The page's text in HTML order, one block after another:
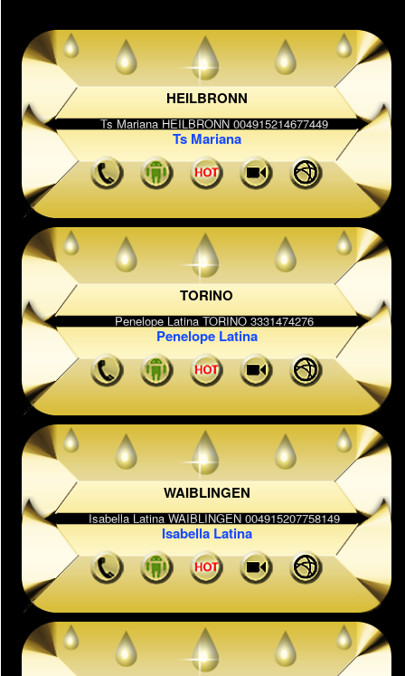
HEILBRONN
Ts Mariana
TORINO
Penelope Latina
WAIBLINGEN
Isabella Latina